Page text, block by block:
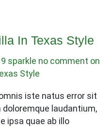
In Texas Style
sparkle no comment on
Style
iste natus error sit
laudantium,
ipsa quae ab illo